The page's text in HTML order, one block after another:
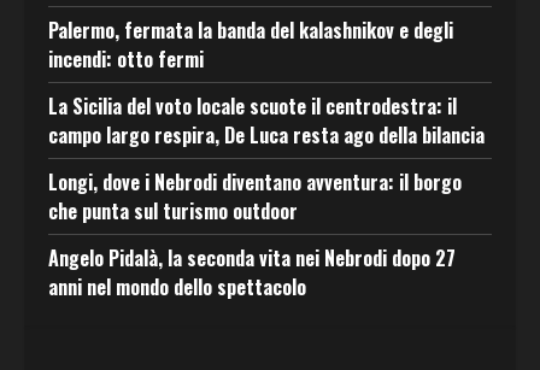
Palermo, fermata la banda del kalashnikov e degli
incendi: otto fermi
La Sicilia del voto locale scuote il centrodestra: il
campo largo respira, De Luca resta ago della bilancia
Longi, dove i Nebrodi diventano avventura: il borgo
che punta sul turismo outdoor
Angelo Pidalà, la seconda vita nei Nebrodi dopo 27
anni nel mondo dello spettacolo